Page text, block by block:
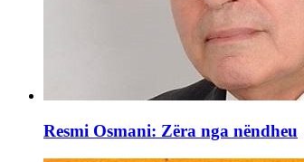
Resmi Osmani: Zëra nga nëndheu